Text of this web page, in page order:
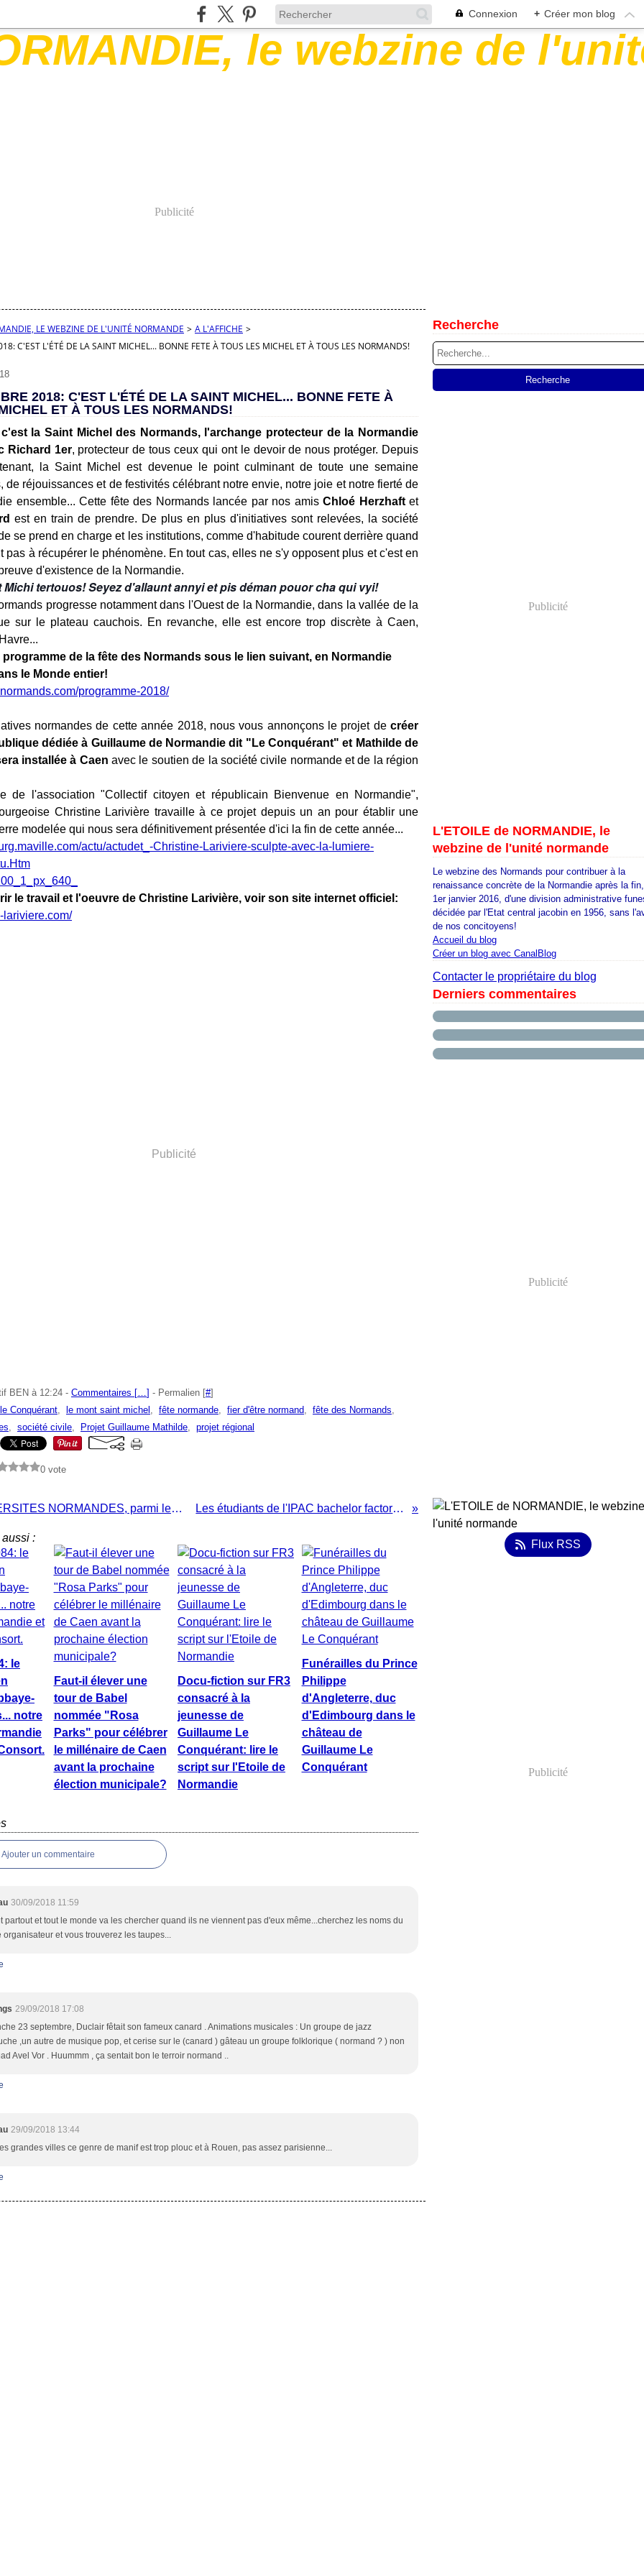
Connexion + Créer mon blog
Publicité
LE WEBZINE DE L'UNITÉ NORMANDE > A L'AFFICHE >
C'EST L'ÉTÉ DE LA SAINT MICHEL... BONNE FETE À TOUS LES MICHEL ET À TOUS LES NORMANDS!
2018: C'EST L'ÉTÉ DE LA SAINT MICHEL... BONNE FETE À
ET À TOUS LES NORMANDS!
la Saint Michel des Normands, l'archange protecteur de la Normandie
Richard 1er, protecteur de tous ceux qui ont le devoir de nous protéger. Depuis
la Saint Michel est devenue le point culminant de toute une semaine
de réjouissances et de festivités célébrant notre envie, notre joie et notre fierté de
ensemble... Cette fête des Normands lancée par nos amisChloé Herzhaftet
est en train de prendre. De plus en plus d'initiatives sont relevées, la société
se prend en charge et les institutions, comme d'habitude courent derrière quand
pas à récupérer le phénomène. En tout cas, elles ne s'y opposent plus et c'est en
d'existence de la Normandie.
tertouos! Seyez d'allaunt annyi et pis déman pouor cha qui vyi!
progresse notamment dans l'Ouest de la Normandie, dans la vallée de la
sur le plateau cauchois. En revanche, elle est encore trop discrète à Caen,
programme de la fête des Normands sous le lien suivant, en Normandie
le Monde entier!
programme-2018/
normandes de cette année 2018, nous vous annonçons le projet de créer
dédiée à Guillaume de Normandie dit "Le Conquérant" et Mathilde de
installée à Caen avec le soutien de la société civile normande et de la région
de l'association "Collectif citoyen et républicain Bienvenue en Normandie",
Christine Larivière travaille à ce projet depuis un an pour établir une
modelée qui nous sera définitivement présentée d'ici la fin de cette année...
actu/actudet_-Christine-Lariviere-sculpte-avec-la-lumiere-
le travail et l'oeuvre de Christine Larivière, voir son site internet officiel:
lariviere.com/
Publicité
BEN à 12:24 - Commentaires […] - Permalien [#]
Conquérant, le mont saint michel , fête normande, fier d'être normand, fête des Normands,
, société civile, Projet Guillaume Mathilde, projet régional
0 vote
LES UNIVERSITES NORMANDES, parmi les meilleures du monde, d'après... OUEST-FRANCE! Les étudiants de l'IPAC bachelor factory (sic!) ou la fierté normande pour les... NULS!
aussi :
le
notre
Faut-il élever une
tour de Babel
nommée "Rosa
Parks" pour célébrer
le millénaire de Caen
avant la prochaine
élection municipale?
Docu-fiction sur FR3
consacré à la
jeunesse de
Guillaume Le
Conquérant: lire le
script sur l'Etoile de
Normandie
Funérailles du Prince
Philippe
d'Angleterre, duc
d'Edimbourg dans le
château de
Guillaume Le
Conquérant
Ajouter un commentaire
30/09/2018 11:59
partout et tout le monde va les chercher quand ils ne viennent pas d'eux même...cherchez les noms du
organisateur et vous trouverez les taupes...
29/09/2018 17:08
23 septembre, Duclair fêtait son fameux canard . Animations musicales : Un groupe de jazz
,un autre de musique pop, et cerise sur le (canard ) gâteau un groupe folklorique ( normand ? ) non
Avel Vor . Huummm , ça sentait bon le terroir normand ..
29/09/2018 13:44
grandes villes ce genre de manif est trop plouc et à Rouen, pas assez parisienne...
Recherche
Publicité
L'ETOILE de NORMANDIE, le
webzine de l'unité normande
Le webzine des Normands pour contribuer à la
renaissance concrète de la Normandie après la
1er janvier 2016, d'une division administrative
décidée par l'Etat central jacobin en 1956, sans
de nos concitoyens!
Accueil du blog
Créer un blog avec CanalBlog
Contacter le propriétaire du blog
Derniers commentaires
Publicité
Flux RSS
Publicité